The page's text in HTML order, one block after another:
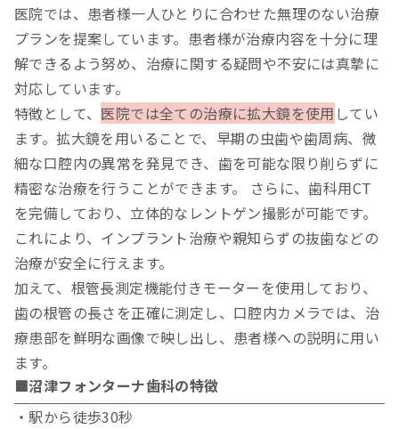
医院では、患者様一人ひとりに合わせた無理のない治療
プランを提案しています。患者様が治療内容を十分に理
解できるよう努め、治療に関する疑問や不安には真摯に
対応しています。
特徴として、 医院では全ての治療に拡大鏡を使用 してい
ます。拡大鏡を用いることで、早期の虫歯や歯周病、微
細な口腔内の異常を発見でき、歯を可能な限り削らずに
精密な治療を行うことができます。 さらに、歯科用CT
を完備しており、立体的なレントゲン撮影が可能です。
これにより、インプラント治療や親知らずの抜歯などの
治療が安全に行えます。
加えて、根管長測定機能付きモーターを使用しており、
歯の根管の長さを正確に測定し、口腔内カメラでは、治
療患部を鮮明な画像で映し出し、患者様への説明に用い
ます。
■沼津フォンターナ歯科の特徴
・駅から徒歩30秒